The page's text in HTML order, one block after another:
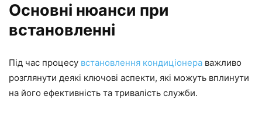
Основні нюанси при
встановленні
Під час процесу встановлення кондиціонера важливо
розглянути деякі ключові аспекти, які можуть вплинути
на його ефективність та тривалість служби.